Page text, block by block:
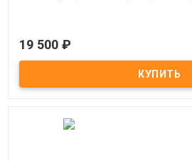
Под заказ
Межполушарный лабиринт (Космос)
19 500 ₽